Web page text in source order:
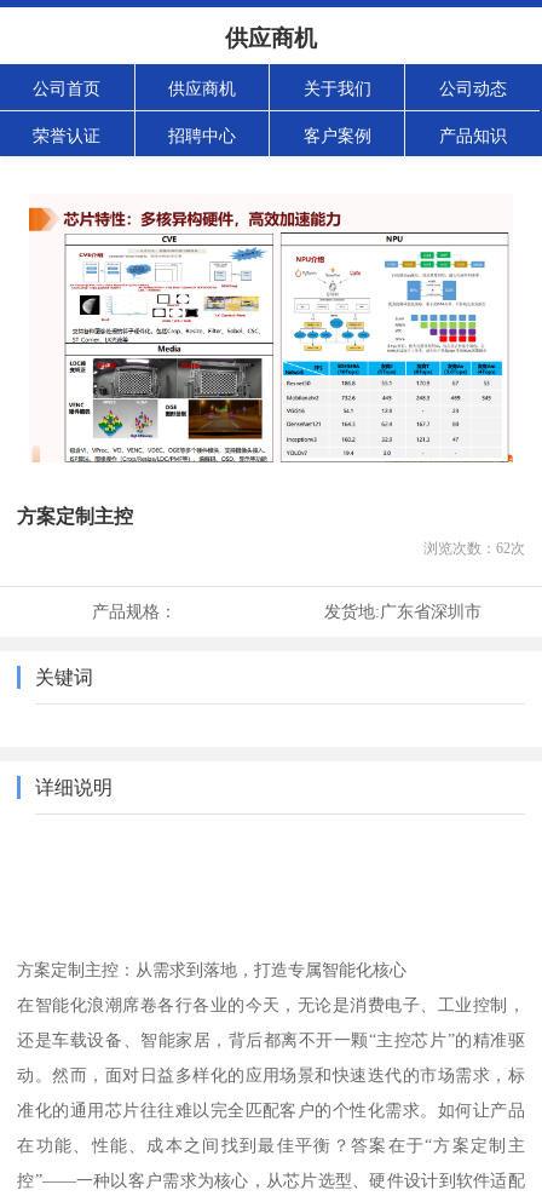
供应商机
公司首页 供应商机 关于我们 公司动态
荣誉认证 招聘中心 客户案例 产品知识
方案定制主控
浏览次数： 62次
产品规格： 发货地:广东省深圳市
关键词
详细说明
方案定制主控：从需求到落地，打造专属智能化核心
在智能化浪潮席卷各行各业的今天，无论是消费电子、工业控制，
还是车载设备、智能家居，背后都离不开一颗“主控芯片”的精准驱
动。然而，面对日益多样化的应用场景和快速迭代的市场需求，标
准化的通用芯片往往难以完全匹配客户的个性化需求。如何让产品
在功能、性能、成本之间找到最佳平衡？答案在于“方案定制主
控”——一种以客户需求为核心，从芯片选型、硬件设计到软件适配